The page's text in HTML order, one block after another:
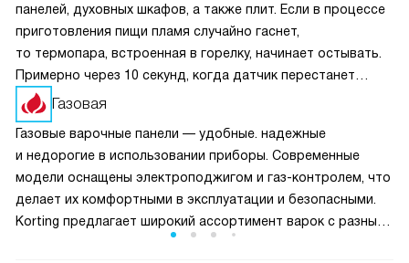
панелей, духовных шкафов, а также плит. Если в процессе
приготовления пищи пламя случайно гаснет,
то термопара, встроенная в горелку, начинает остывать.
Примерно через 10 секунд, когда датчик перестанет
получать сигнал о нагреве, перекроется подача топлива.
Это предотвращает возможную утечку газа.
Газовая
Газовые варочные панели — удобные. надежные
и недорогие в использовании приборы. Современные
модели оснащены электроподжигом и газ-контролем, что
делает их комфортными в эксплуатации и безопасными.
Korting предлагает широкий ассортимент варок с разным